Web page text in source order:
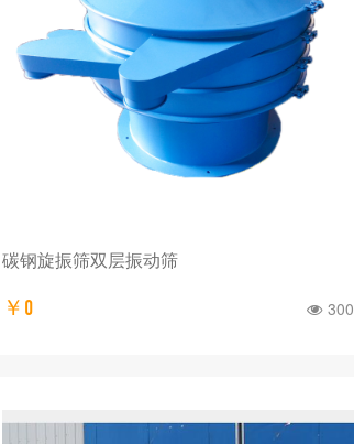
碳钢旋振筛双层振动筛
￥0 300